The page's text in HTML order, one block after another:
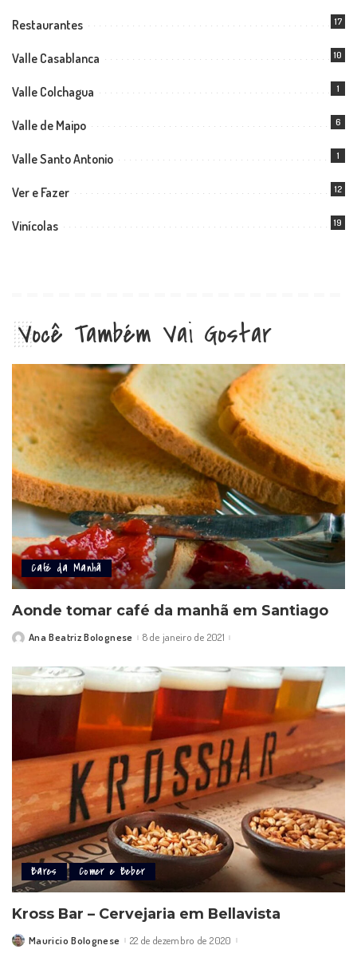
Restaurantes 17
Valle Casablanca 10
Valle Colchagua 1
Valle de Maipo 6
Valle Santo Antonio 1
Ver e Fazer 12
Vinícolas 19
Você Também Vai Gostar
Café da Manhã
Aonde tomar café da manhã em Santiago
PostedAna Beatriz Bolognese 8 de janeiro de 2021
Bares Comer e Beber
Kross Bar – Cervejaria em Bellavista
PostedMauricio Bolognese 22 de dezembro de 2020